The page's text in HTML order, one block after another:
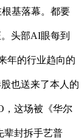
基落幕。都要
头部AI眼每到
年的行业趋向的
也送来了本人的
，这场被《华尔
辈封拆手艺普